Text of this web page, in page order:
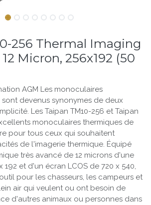
256 Thermal Imaging
Micron, 256x192 (50
AGM Les monoculaires
devenus synonymes de deux
Les Taipan TM10-256 et Taipan
monoculaires thermiques de
pour tous ceux qui souhaitent
de l'imagerie thermique. Équipé
très avancé de 12 microns d'une
192 et d'un écran LCOS de 720 x 540,
pour les chasseurs, les campeurs et
air qui veulent ou ont besoin de
d'autres animaux ou personnes dans